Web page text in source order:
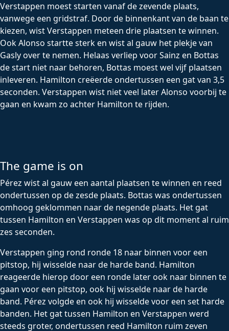
Verstappen moest starten vanaf de zevende plaats,
vanwege een gridstraf. Door de binnenkant van de baan te
kiezen, wist Verstappen meteen drie plaatsen te winnen.
Ook Alonso startte sterk en wist al gauw het plekje van
Gasly over te nemen. Helaas verliep voor Sainz en Bottas
de start niet naar behoren, Bottas moest wel vijf plaatsen
inleveren. Hamilton creëerde ondertussen een gat van 3,5
seconden. Verstappen wist niet veel later Alonso voorbij te
gaan en kwam zo achter Hamilton te rijden.
The game is on
Pérez wist al gauw een aantal plaatsen te winnen en reed
ondertussen op de zesde plaats. Bottas was ondertussen
omhoog geklommen naar de negende plaats. Het gat
tussen Hamilton en Verstappen was op dit moment al ruim
zes seconden.
Verstappen ging rond ronde 18 naar binnen voor een
pitstop, hij wisselde naar de harde band. Hamilton
reageerde hierop door een ronde later ook naar binnen te
gaan voor een pitstop, ook hij wisselde naar de harde
band. Pérez volgde en ook hij wisselde voor een set harde
banden. Het gat tussen Hamilton en Verstappen werd
steeds groter, ondertussen reed Hamilton ruim zeven